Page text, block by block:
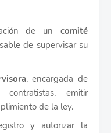
de un comité
de supervisar su
, encargada de
emitir
de la ley.
y autorizar la